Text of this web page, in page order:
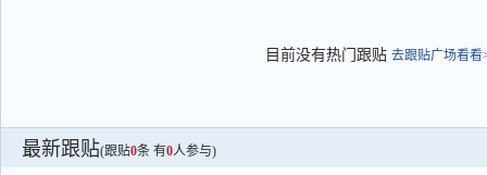
目前没有热门跟贴 去跟贴广场看看
最新跟贴(跟贴0条 有0人参与)